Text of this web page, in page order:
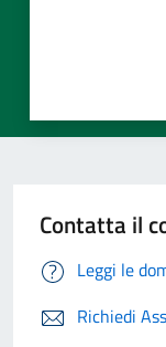
Contatta il
Leggi le
Richiedi